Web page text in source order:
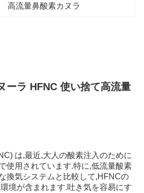
高流量鼻酸素カヌラ
ーラ HFNC 使い捨て高流量
は,最近,大人の酸素注入のために
使用されています.特に,低流量酸素
換気システムと比較して,HFNCの
境が含まれます.吐き気を容易にす